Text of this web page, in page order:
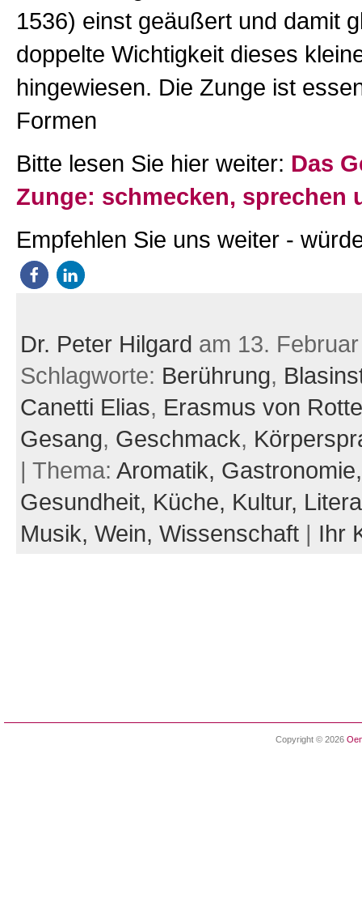
1536) einst geäußert und damit
doppelte Wichtigkeit dieses
hingewiesen. Die Zunge ist
Formen
Bitte lesen Sie hier weiter: Das
Zunge: schmecken, sprechen
Empfehlen Sie uns weiter -
Dr. Peter Hilgard am 13.
Schlagworte: Berührung,
Canetti Elias, Erasmus von
Gesang, Geschmack,
| Thema: Aromatik,
Gesundheit, Küche, Kultur,
Musik, Wein, Wissenschaft| Ihr
Copyright © 2026